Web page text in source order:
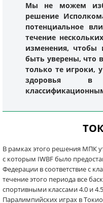
Мы не можем
решение
потенциальное
течение
изменения, чтобы
быть уверены, что
только те игроки,
здоровья в
В рамках этого решения МПК
с которым IWBF было
Федерации в соответствие с
течение этого периода все
спортивными классами 4.0 и
Паралимпийских играх в